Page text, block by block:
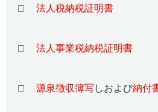
□ 法人税納税証明書
□ 法人事業税納税証明書
□ 源泉徴収簿写 しおよび納付